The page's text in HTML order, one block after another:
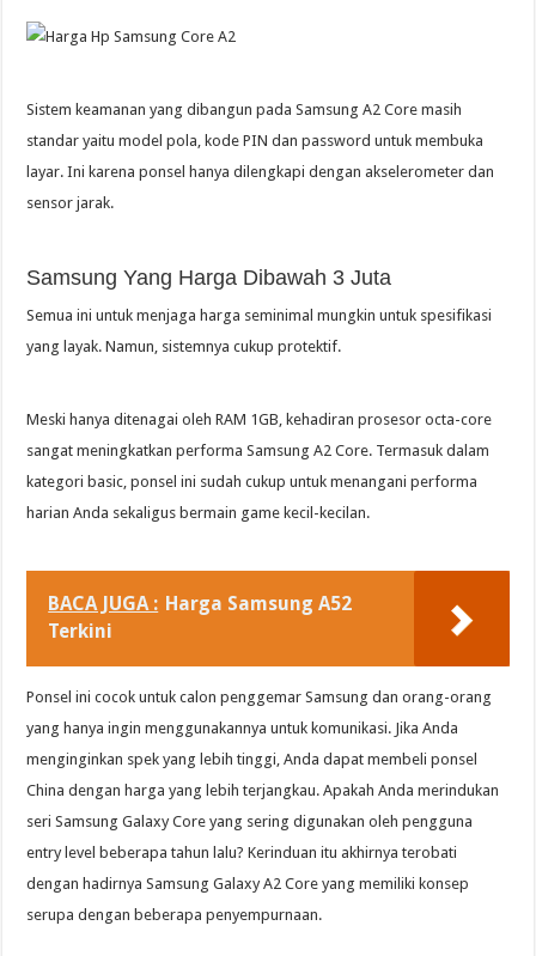
Sistem keamanan yang dibangun pada Samsung A2 Core masih
standar yaitu model pola, kode PIN dan password untuk membuka
layar. Ini karena ponsel hanya dilengkapi dengan akselerometer dan
sensor jarak.
Samsung Yang Harga Dibawah 3 Juta
Semua ini untuk menjaga harga seminimal mungkin untuk spesifikasi
yang layak. Namun, sistemnya cukup protektif.
Meski hanya ditenagai oleh RAM 1GB, kehadiran prosesor octa-core
sangat meningkatkan performa Samsung A2 Core. Termasuk dalam
kategori basic, ponsel ini sudah cukup untuk menangani performa
harian Anda sekaligus bermain game kecil-kecilan.
BACA JUGA : Harga Samsung A52
Terkini
Ponsel ini cocok untuk calon penggemar Samsung dan orang-orang
yang hanya ingin menggunakannya untuk komunikasi. Jika Anda
menginginkan spek yang lebih tinggi, Anda dapat membeli ponsel
China dengan harga yang lebih terjangkau. Apakah Anda merindukan
seri Samsung Galaxy Core yang sering digunakan oleh pengguna
entry level beberapa tahun lalu? Kerinduan itu akhirnya terobati
dengan hadirnya Samsung Galaxy A2 Core yang memiliki konsep
serupa dengan beberapa penyempurnaan.